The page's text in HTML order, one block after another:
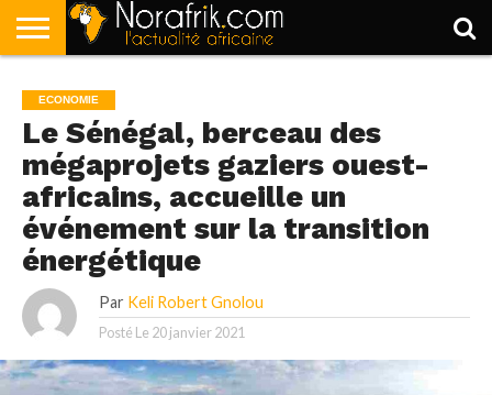
POLITIQUE
SOCIÉTÉ
ECONOMIE
SPORT
LIFESTYLE
ECONOMIE
Le Sénégal, berceau des
mégaprojets gaziers ouest-
africains, accueille un
événement sur la transition
énergétique
Par Keli Robert Gnolou
Posté Le 20 janvier 2021